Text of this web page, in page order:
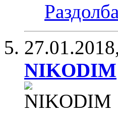
NIKODIM